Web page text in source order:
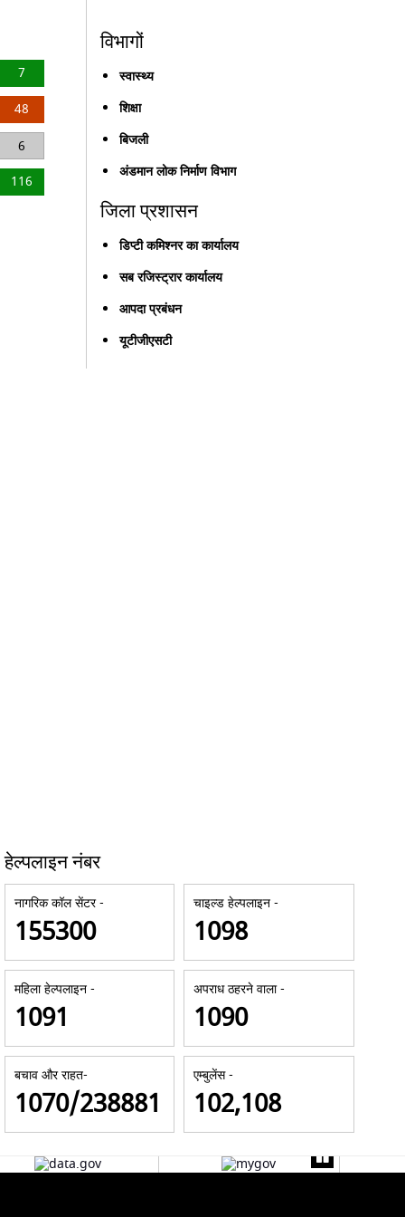
7
48
6
116
विभागों
स्वास्थ्य
शिक्षा
बिजली
अंडमान लोक निर्माण विभाग
जिला प्रशासन
डिप्टी कमिश्नर का कार्यालय
सब रजिस्ट्रार कार्यालय
आपदा प्रबंधन
यूटीजीएसटी
हेल्पलाइन नंबर
नागरिक कॉल सेंटर -
155300
चाइल्ड हेल्पलाइन -
1098
महिला हेल्पलाइन -
1091
अपराध ठहरने वाला -
1090
बचाव और राहत-
1070/238881
एम्बुलेंस -
102,108